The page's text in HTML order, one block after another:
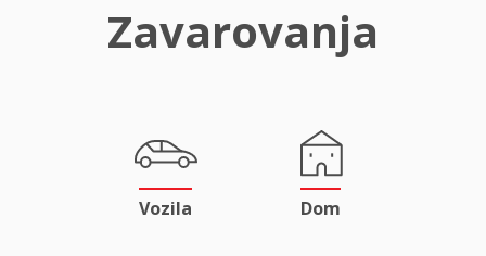
Zavarovanja
Vozila Dom